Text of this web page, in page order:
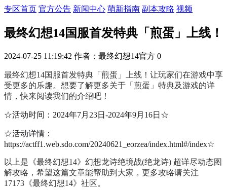
专区首页 官方公告 新闻中心 萌新指南 副本攻略 视频
最终幻想14国服首发特典「煎蛋」上线！
2024-07-25 11:19:42 作者：最终幻想14官方 0
最终幻想14国服首发特典「煎蛋」上线！让玩家们在游戏中享
受更多的乐趣。想要了解更多关于「煎蛋」特典及游戏的详
情，快来阅读我们的介绍吧！
☆活动时间：2024年7月23日-2024年9月16日☆
☆活动详情：
https://actff1.web.sdo.com/20240621_eorzea/index.html#/index☆
以上是《最终幻想14》幻想龙诗绝境战(绝龙诗) 超详尽动态图
解攻略，希望这篇文章能帮助到大家，更多攻略请关注
17173《最终幻想14》社区。